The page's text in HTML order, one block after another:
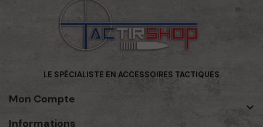
LE SPÉCIALISTE EN ACCESSOIRES TACTIQUES
Mon Compte

Informations